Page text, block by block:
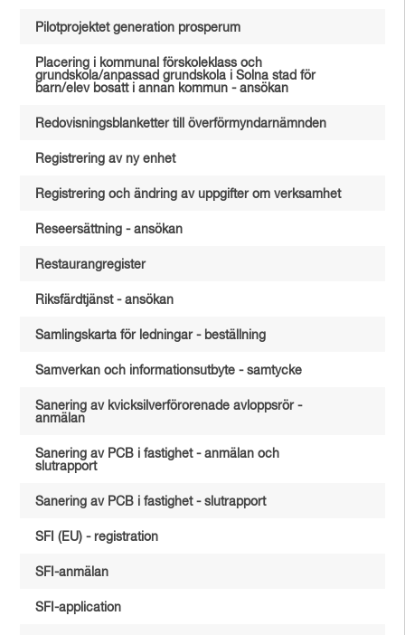
Pilotprojektet generation prosperum
Placering i kommunal förskoleklass och
grundskola/anpassad grundskola i Solna stad för
barn/elev bosatt i annan kommun - ansökan
Redovisningsblanketter till överförmyndarnämnden
Registrering av ny enhet
Registrering och ändring av uppgifter om verksamhet
Reseersättning - ansökan
Restaurangregister
Riksfärdtjänst - ansökan
Samlingskarta för ledningar - beställning
Samverkan och informationsutbyte - samtycke
Sanering av kvicksilverförorenade avloppsrör -
anmälan
Sanering av PCB i fastighet - anmälan och
slutrapport
Sanering av PCB i fastighet - slutrapport
SFI (EU) - registration
SFI-anmälan
SFI-application